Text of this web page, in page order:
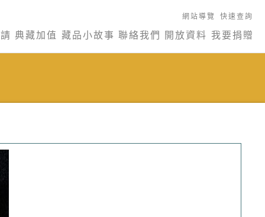
網站導覽 快速查詢
典藏加值 藏品小故事 聯絡我們 開放資料 我要捐贈